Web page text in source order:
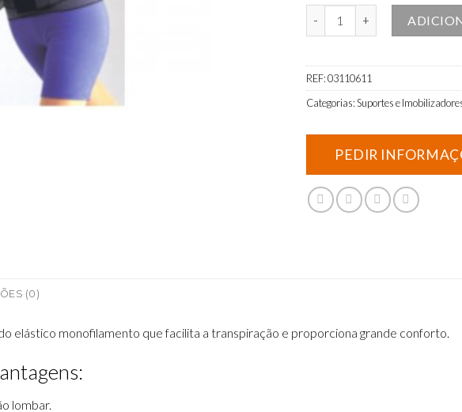
REF:03110611
Categorias:Suportes e
(0)
elástico monofilamento que facilita a transpiração e proporciona grande conforto.
lombar.